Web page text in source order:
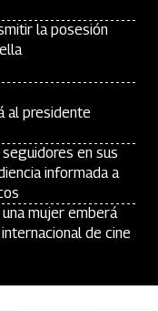
la posesión
al presidente
en sus
informada a
mujer emberá
de cine